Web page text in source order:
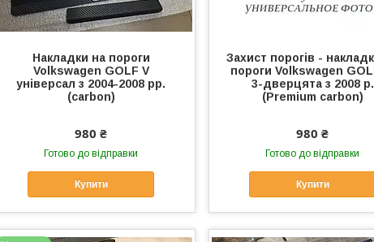
Накладки на пороги
Volkswagen GOLF V
універсал з 2004-2008 рр.
(carbon)
980 ₴
Готово до відправки
Купити
Захист порогів -
пороги Volkswagen
3-дверцята з 2008 р.
(Premium carbon)
980 ₴
Готово до відправки
Купити